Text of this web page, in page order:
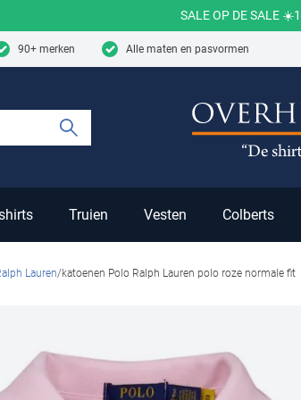
SALE OP DE SALE
90+ merken Alle maten en pasvormen
Truien Vesten Colberts
Lauren katoenen Polo Ralph Lauren polo roze normale fit